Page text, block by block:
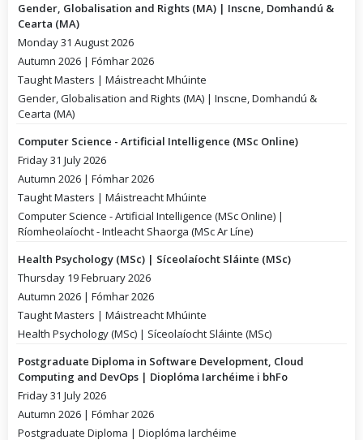
Gender, Globalisation and Rights (MA) | Inscne, Domhandú &
Cearta (MA)
Monday 31 August 2026
Autumn 2026 | Fómhar 2026
Taught Masters | Máistreacht Mhúinte
Gender, Globalisation and Rights (MA) | Inscne, Domhandú &
Cearta (MA)
Computer Science - Artificial Intelligence (MSc Online)
Friday 31 July 2026
Autumn 2026 | Fómhar 2026
Taught Masters | Máistreacht Mhúinte
Computer Science - Artificial Intelligence (MSc Online) |
Ríomheolaíocht - Intleacht Shaorga (MSc Ar Líne)
Health Psychology (MSc) | Síceolaíocht Sláinte (MSc)
Thursday 19 February 2026
Autumn 2026 | Fómhar 2026
Taught Masters | Máistreacht Mhúinte
Health Psychology (MSc) | Síceolaíocht Sláinte (MSc)
Postgraduate Diploma in Software Development, Cloud
Computing and DevOps | Dioplóma Iarchéime i bhFo
Friday 31 July 2026
Autumn 2026 | Fómhar 2026
Postgraduate Diploma | Dioplóma Iarchéime